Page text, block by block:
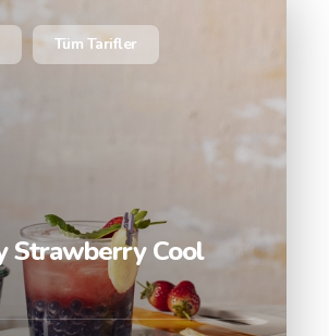
Tüm Tarifler
Strawberry Cool